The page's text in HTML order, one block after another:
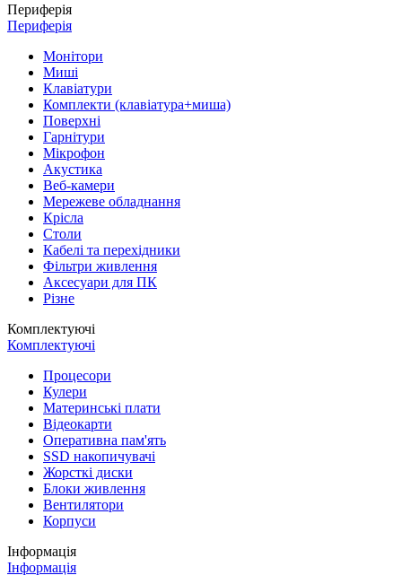
Периферія
Периферія
Монітори
Миші
Клавіатури
Комплекти (клавіатура+миша)
Поверхні
Гарнітури
Мікрофон
Акустика
Веб-камери
Мережеве обладнання
Крісла
Столи
Кабелі та перехідники
Фільтри живлення
Аксесуари для ПК
Різне
Комплектуючі
Комплектуючі
Процесори
Кулери
Материнські плати
Відеокарти
Оперативна пам'ять
SSD накопичувачі
Жорсткі диски
Блоки живлення
Вентилятори
Корпуси
Інформація
Інформація